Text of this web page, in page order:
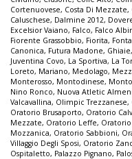
Cortenuovese, Costa Di Mezzate,
Caluschese, Dalmine 2012,
Excelsior Vaiano, Falco, Falco
Fiorente Grassobbio, Fiorita,
Canonica, Futura Madone, Ghiaie,
Juventina Covo, La Sportiva, La
Loreto, Mariano, Medolago,
Monterosso, Montodinese,
Nino Ronco, Nuova Atletic
Valcavallina, Olimpic Trezzanese,
Oratorio Brusaporto, Oratorio
Mezzate, Oratorio Leffe,
Mozzanica, Oratorio Sabbioni,
Villaggio Degli Sposi, Oratorio
Ospitaletto, Palazzo Pignano,